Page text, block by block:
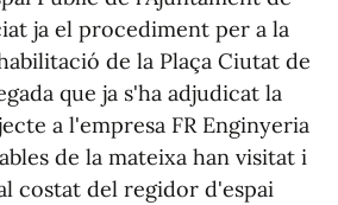
ja el procediment per a la
de la Plaça Ciutat de
que ja s'ha adjudicat la
a l'empresa FR Enginyeria
de la mateixa han visitat i
costat del regidor d'espai